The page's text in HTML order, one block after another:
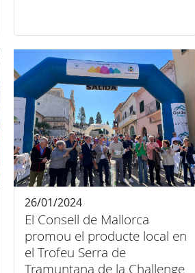
El Consell de Mallorca
promou el producte local en
el Trofeu Serra de
Tramuntana de la Challenge
26/01/2024